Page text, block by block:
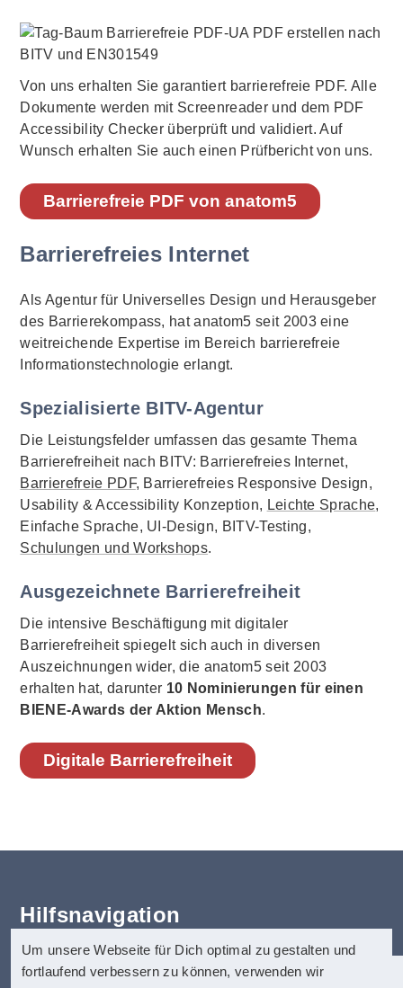
Von uns erhalten Sie garantiert barrierefreie PDF. Alle
Dokumente werden mit Screenreader und dem PDF
Accessibility Checker überprüft und validiert. Auf
Wunsch erhalten Sie auch einen Prüfbericht von uns.
Barrierefreie PDF von anatom5
Barrierefreies Internet
Als Agentur für Universelles Design und Herausgeber
des Barrierekompass, hat anatom5 seit 2003 eine
weitreichende Expertise im Bereich barrierefreie
Informationstechnologie erlangt.
Spezialisierte BITV-Agentur
Die Leistungsfelder umfassen das gesamte Thema
Barrierefreiheit nach BITV: Barrierefreies Internet,
Barrierefreie PDF, Barrierefreies Responsive Design,
Usability & Accessibility Konzeption, Leichte Sprache,
Einfache Sprache, UI-Design, BITV-Testing,
Schulungen und Workshops.
Ausgezeichnete Barrierefreiheit
Die intensive Beschäftigung mit digitaler
Barrierefreiheit spiegelt sich auch in diversen
Auszeichnungen wider, die anatom5 seit 2003
erhalten hat, darunter 10 Nominierungen für einen
BIENE-Awards der Aktion Mensch.
Digitale Barrierefreiheit
Hilfsnavigation
Erklärung zur Barrierefreiheit
Startseite
Um unsere Webseite für Dich optimal zu gestalten und
fortlaufend verbessern zu können, verwenden wir